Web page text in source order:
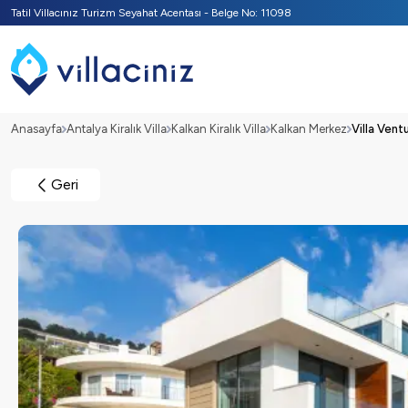
Tatil Villacınız Turizm Seyahat Acentası - Belge No: 11098
Anasayfa Antalya Kiralık Villa Kalkan Kiralık Villa Kalkan Merkez Villa
Geri